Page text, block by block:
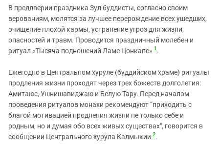
В преддверии праздника Зул буддисты, согласно своим
верованиям, молятся за лучшее перерождение всех ушедших,
очищение плохой кармы, устранение угроз для жизни,
опасностей и травм. Проводится праздничный молебен и
ритуал «Тысяча подношений Ламе Цонкапе» 1 .
Ежегодно в Центральном хуруле (буддийском храме) ритуалы
продления жизни проходят через трех божеств долголетия:
Амитаюс, Ушнишавиджаю и Белую Тару. Перед началом
проведения ритуалов монахи рекомендуют “приходить с
благой мотивацией продления жизни не только себе и
родным, но и думая обо всех живых существах", говорится в
сообщении Центрального хурула Калмыкии 2.